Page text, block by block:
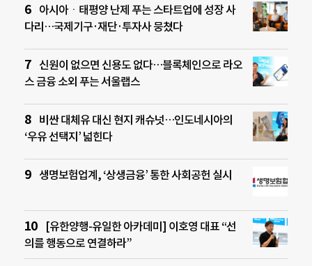
아시아ㆍ태평양 난제 푸는 스타트업에 성장 사
다리…국제기구·재단·투자사 뭉쳤다
신원이 없으면 신용도 없다…블록체인으로 라오
스 금융 소외 푸는 서울랩스
비싼 대체유 대신 현지 캐슈넛…인도네시아의
‘우유 선택지’ 넓힌다
생명보험업계, ‘상생금융’ 통한 사회공헌 실시
[유한양행-유일한 아카데미] 이호영 대표 “선
의를 행동으로 연결하라”